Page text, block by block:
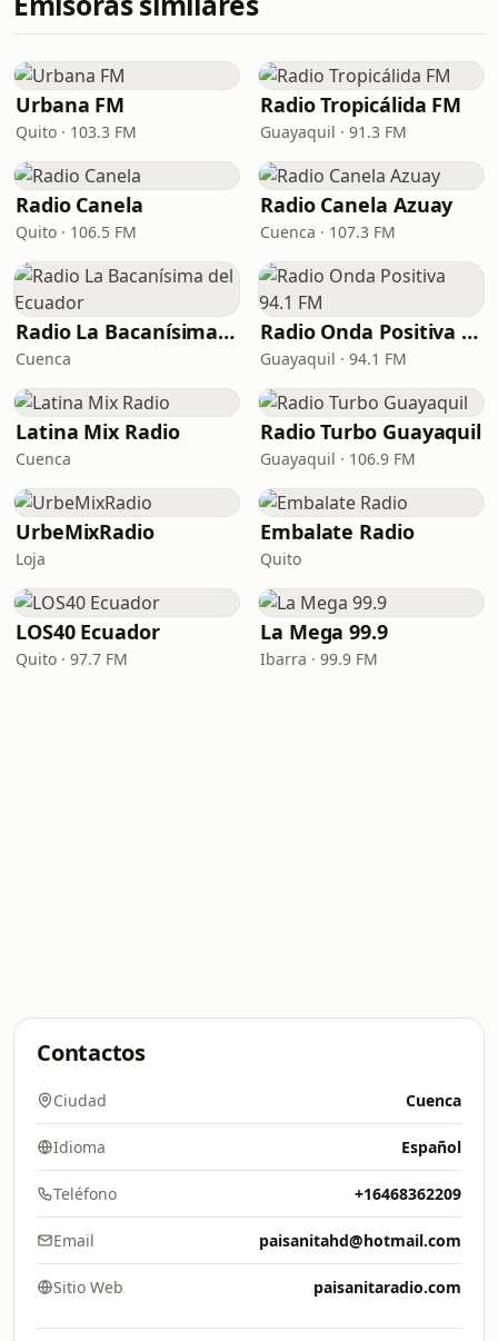
Urbana FM
Quito · 103.3 FM
Radio Tropicálida FM
Guayaquil · 91.3 FM
Radio Canela
Quito · 106.5 FM
Radio Canela Azuay
Cuenca · 107.3 FM
Radio La Bacanísima del Ecuador
Cuenca
Radio Onda Positiva 94.1 FM
Guayaquil · 94.1 FM
Latina Mix Radio
Cuenca
Radio Turbo Guayaquil
Guayaquil · 106.9 FM
UrbeMixRadio
Loja
Embalate Radio
Quito
LOS40 Ecuador
Quito · 97.7 FM
La Mega 99.9
Ibarra · 99.9 FM
Contactos
Ciudad Cuenca
Idioma Español
Teléfono +16468362209
Email paisanitahd@hotmail.com
Sitio Web paisanitaradio.com